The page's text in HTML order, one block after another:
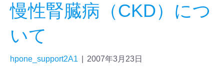
慢性腎臓病（CKD）につ
いて
hpone_support2A1 2007年3月23日